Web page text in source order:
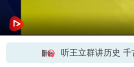
听王立群讲历史 千